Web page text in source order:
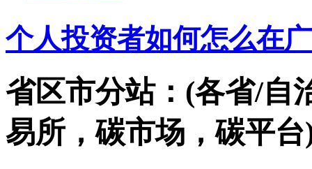
个人投资者如何怎么在
省区市分站：(各省/自
易所，碳市场，碳平台